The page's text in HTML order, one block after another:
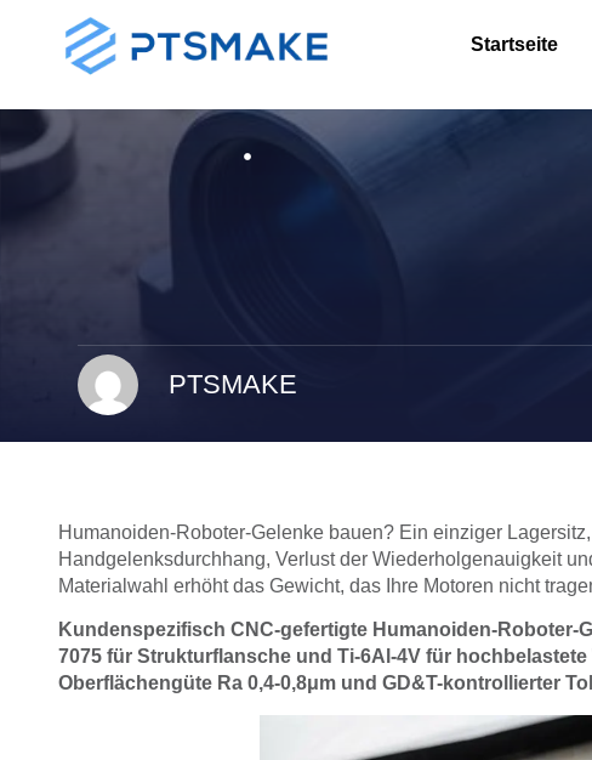
Startseite
PTSMAKE
Humanoiden-Roboter-Gelenke bauen? Ein einziger
Handgelenksdurchhang, Verlust der Wiederholgenauigkeit
Materialwahl erhöht das Gewicht, das Ihre Motoren nicht
Kundenspezifisch CNC-gefertigte Humanoiden-Roboter-
7075 für Strukturflansche und Ti-6Al-4V für
Oberflächengüte Ra 0,4-0,8μm und GD&T-kontrollierter